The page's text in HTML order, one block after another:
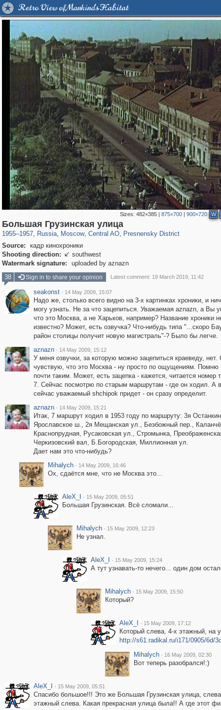
Retro View of Mankind's Habitat
Sizes:482×385 |875×700 |900×720 W
Большая Грузинская улица
1955–1957, Russia
1,407,361 29,248
, Moscow
319,882 8,286
, Central AO
160,021 5,916
, Presnensky District
13,345
Source:
кадр кинохроники
Shooting direction:  southwest
Watermark signature:
uploaded by aznazn
38
Sign in to share your opinion Latest comment: 19 March 2019, 11:42
seakonst · 14 May 2009, 15:07
Надо же, столько всего видно на 3-х картинках хроники, и
могу узнать. Не за что зацепиться. Уважаемая aznazn, а Вы
что это Москва, а не Харьков, например? Название хроники
известно? Может, есть озвучка? Что-нибудь типа "...скоро
район столицы получит новую магистраль"-? Было бы легче.
aznazn · 14 May 2009, 15:12
У меня озвучки, за которую можно зацепиться краеведу, нет.
чувствую, что это Москва - ну просто по ощущениям. Помню
почти таким. Может, есть зацепка - кажется, читается номер
7. Сейчас посмотрю по старым маршрутам - где он ходил. А
сейчас уважаемый shchipok придет - он сразу определит.
aznazn · 14 May 2009, 15:21
Итак, 7 маршрут ходил в 1953 году по маршруту: 3я
Ярославское ш., 2я Мещанская ул., Безбожный пер.,
Краснопрудная, Русаковская ул., Стромынка,
Черкизовский вал, Б.Богородская, Миллионная ул.
Дает нам это что-нибудь?
Mihalych · 14 May 2009, 16:46
Ох, сдаётся мне, что не Москва это...
AleX_I · 15 May 2009, 05:51
Большая Грузинская. Всё сломали...
Mihalych · 15 May 2009, 12:23
Не узнал.
AleX_I · 15 May 2009, 15:24
А тут узнавать-то нечего... один дом
Mihalych · 15 May 2009, 15:50
Который?
AleX_I · 15 May 2009, 17:12
Который слева, 4-х этажный, на
http://s61.radikal.ru/i171/0905/6d/
Mihalych · 16 May 2009, 02:30
Вот теперь разобрался!:)
AleX_I · 15 May 2009, 05:51
Спасибо большое!!! Это же Большая Грузинская улица,
этажный слева. Какая прекрасная улица была!! А где этот